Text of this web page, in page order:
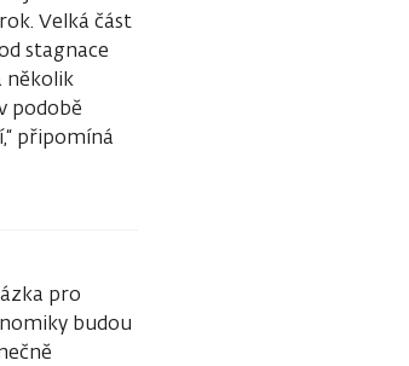
Velká část
stagnace
několik
podobě
připomíná
pro
budou